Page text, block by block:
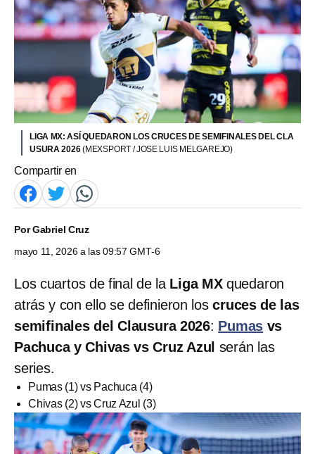
LIGA MX: ASÍ QUEDARON LOS CRUCES DE SEMIFINALES DEL CLA
USURA 2026(MEXSPORT / JOSE LUIS MELGAREJO)
Compartir en
PorGabriel Cruz
mayo 11, 2026 a las 09:57 GMT-6
Los cuartos de final de la Liga MXquedaron
atrás y con ello se definieron loscruces de las
semifinales del Clausura 2026: Pumas vs
Pachuca y Chivas vs Cruz Azul serán las
series.
Pumas (1) vs Pachuca (4)
Chivas (2) vs Cruz Azul (3)